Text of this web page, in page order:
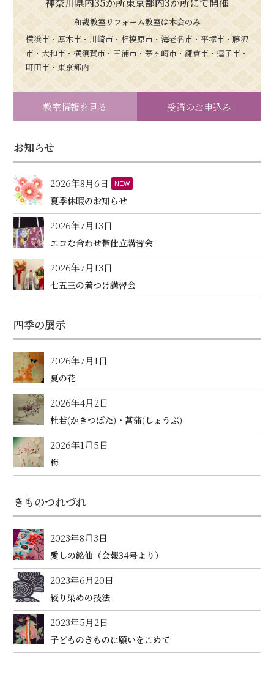
神奈川県内35か所東京都内3か所にて開催
和裁教室リフォーム教室は本会のみ
横浜市・厚木市・川崎市・相模原市・海老名市・平塚市・藤沢
市・大和市・横須賀市・三浦市・茅ヶ崎市・鎌倉市・逗子市・
町田市・東京都内
教室情報を見る 受講のお申込み
お知らせ
2026年8月6日 NEW
夏季休暇のお知らせ
2026年7月13日
エコな合わせ帯仕立講習会
2026年7月13日
七五三の着つけ講習会
四季の展示
2026年7月1日
夏の花
2026年4月2日
杜若(かきつばた)・菖蒲(しょうぶ)
2026年1月5日
梅
きものつれづれ
2023年8月3日
愛しの銘仙（会報34号より）
2023年6月20日
絞り染めの技法
2023年5月2日
子どものきものに願いをこめて